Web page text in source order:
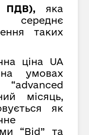
ПДВ), яка
таких
ціна UA
умовах
місяць,
як
“Bid” та